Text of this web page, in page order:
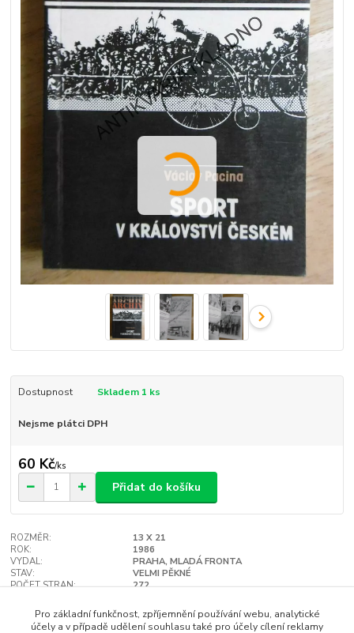
Dostupnost Skladem 1 ks
Nejsme plátci DPH
60 Kč/ks
Přidat do košíku
ROZMĚR:
13 X 21
ROK:
1986
VYDAL:
PRAHA, MLADÁ FRONTA
STAV:
VELMI PĚKNÉ
POČET STRAN:
272
Hlídat cenu / dostupnost
Pro základní funkčnost, zpříjemnění používání webu, analytické
účely a v případě udělení souhlasu také pro účely cílení reklamy